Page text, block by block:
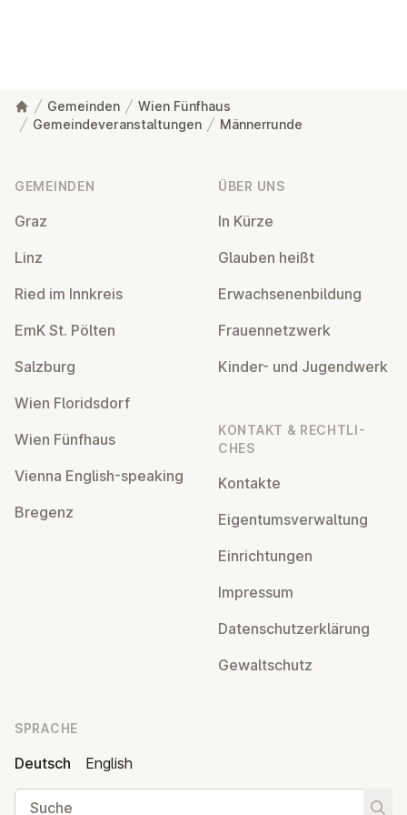
Gemeinden
Wien Fünfhaus
Gemeindeveranstaltungen
Männerrunde
GEMEINDEN
Graz
Linz
Ried im Innkreis
EmK St. Pölten
Salzburg
Wien Flo­rids­dorf
Wien Fünfhaus
Vienna English-speaking
Bregenz
ÜBER UNS
In Kürze
Glauben heißt
Er­wach­se­nen­bil­dung
Frau­en­netz­werk
Kinder- und Ju­gend­werk
KONTAKT & RECHT­LI­
CHES
Kontakte
Ei­gen­tums­ver­wal­tung
Ein­rich­tun­gen
Impressum
Da­ten­schutz­er­klä­rung
Ge­walt­schutz
SPRACHE
Deutsch
English
Suche